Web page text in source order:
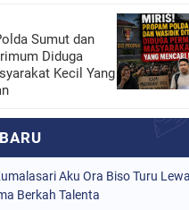
Sumut dan
Diduga
Kecil Yang
Aku Ora Biso Turu
Berkah Talenta